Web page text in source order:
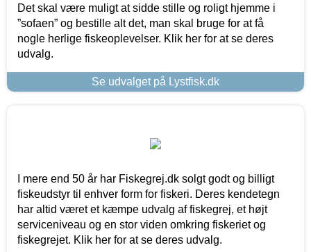
Det skal være muligt at sidde stille og roligt hjemme i
”sofaen” og bestille alt det, man skal bruge for at få
nogle herlige fiskeoplevelser. Klik her for at se deres
udvalg.
Se udvalget på Lystfisk.dk
I mere end 50 år har Fiskegrej.dk solgt godt og billigt
fiskeudstyr til enhver form for fiskeri. Deres kendetegn
har altid været et kæmpe udvalg af fiskegrej, et højt
serviceniveau og en stor viden omkring fiskeriet og
fiskegrejet. Klik her for at se deres udvalg.